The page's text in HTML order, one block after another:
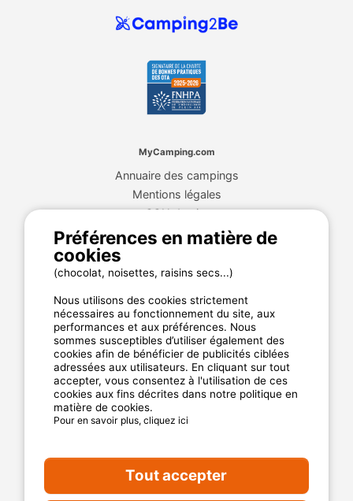
MyCamping.com
Annuaire des campings
Mentions légales
CGU du site
Plan de site
Charte de confidentialité
La garantie MyCamping.com
Un paiement 100% sécurisé
Un service client disponible et dédié
Les meilleurs établissements référencés
Des avis clients authentiques
Préférences en matière de
cookies
(chocolat, noisettes, raisins secs...)
Nous utilisons des cookies strictement
nécessaires au fonctionnement du site, aux
performances et aux préférences. Nous
sommes susceptibles d’utiliser également des
cookies afin de bénéficier de publicités ciblées
adressées aux utilisateurs. En cliquant sur tout
accepter, vous consentez à l'utilisation de ces
cookies aux fins décrites dans notre politique en
matière de cookies.
Pour en savoir plus, cliquez ici
Tout accepter